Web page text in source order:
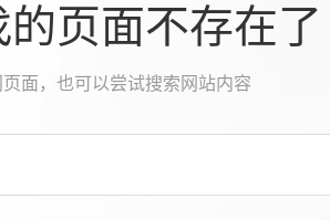
页面不存在了
面，也可以尝试搜索网站内容